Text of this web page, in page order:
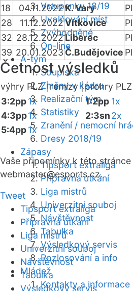
Vstupenky 18/19
Uvolňování míst
Zvýhodněné
On-line
A-tým
Soupiska
Změny v kádru
Realizační tým
Statistiky
Zranění / nemocní
Dresy 2018/19
Zápasy
Tipsport extraliga
Přípravná utkání
Liga mistrů
Univerzitní souboj
Návštěvnost
Tabulka
Výsledkový servis
Rozlosování a info
Mládež
Kontakty a informace
18
04.11.2022K. Vary
28
11.12.2022Vítkovice
32 28.12.2022Liberec
39 20.01.2023 Č.Budějovice
Četnost výsledků
výhry PLZ |remízy |prohry PLZ
3:2pp1x
4:3pp1x
5:4pp1x
1:2pp 1x
2:3sn2x
Vaše připomínky k této stránce
webmaster@esports.cz.
Tweet
Tipsport extraliga
Přípravná utkání
Liga mistrů
Univerzitní souboj
Návštěvnost
Tabulka
Výsledkový servis